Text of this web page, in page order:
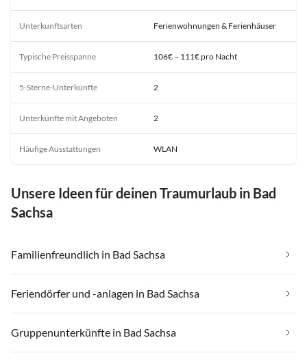
Unterkunftsarten Ferienwohnungen & Ferienhäuser
Typische Preisspanne 106€ – 111€ pro Nacht
5-Sterne-Unterkünfte 2
Unterkünfte mit Angeboten 2
Häufige Ausstattungen WLAN
Unsere Ideen für deinen Traumurlaub in Bad
Sachsa
Familienfreundlich in Bad Sachsa
Feriendörfer und -anlagen in Bad Sachsa
Gruppenunterkünfte in Bad Sachsa